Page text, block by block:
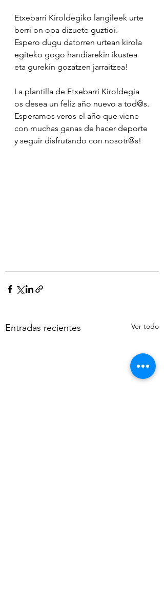
Etxebarri Kiroldegiko langileek urte
berri on opa dizuete guztioi.
Espero dugu datorren urtean kirola
egiteko gogo handiarekin ikustea
eta gurekin gozatzen jarraitzea!
La plantilla de Etxebarri Kiroldegia
os desea un feliz año nuevo a tod@s.
Esperamos veros el año que viene
con muchas ganas de hacer deporte
y seguir disfrutando con nosotr@s!
Entradas recientes Ver todo